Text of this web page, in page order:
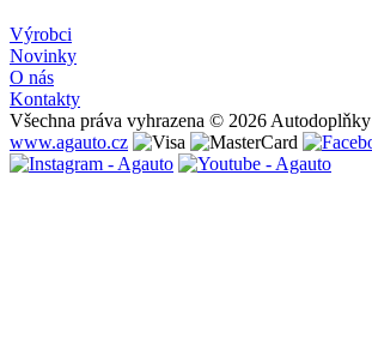
Výrobci
Novinky
O nás
Kontakty
Všechna práva vyhrazena © 2026 Autodoplňky
www.agauto.cz